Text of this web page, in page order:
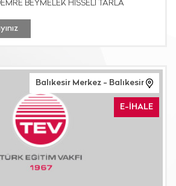
BEYMELEK HİSSELİ TARLA
Balıkesir Merkez - Balıkesir
E-İHALE